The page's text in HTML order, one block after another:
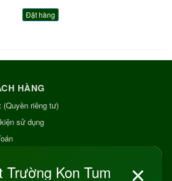
Đặt hàng
HÀNG
(Quyền riêng tư)
sử dụng
hoàn tiền
& giao hàng